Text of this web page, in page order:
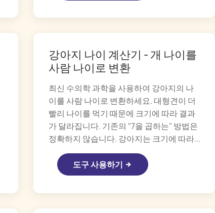
강아지 나이 계산기 - 개 나이를
사람 나이로 변환
최신 수의학 과학을 사용하여 강아지의 나
이를 사람 나이로 변환하세요. 대형견이 더
빨리 나이를 먹기 때문에 크기에 따라 결과
가 달라집니다. 기존의 "7을 곱하는" 방법은
정확하지 않습니다. 강아지는 크기에 따라...
도구 사용하기